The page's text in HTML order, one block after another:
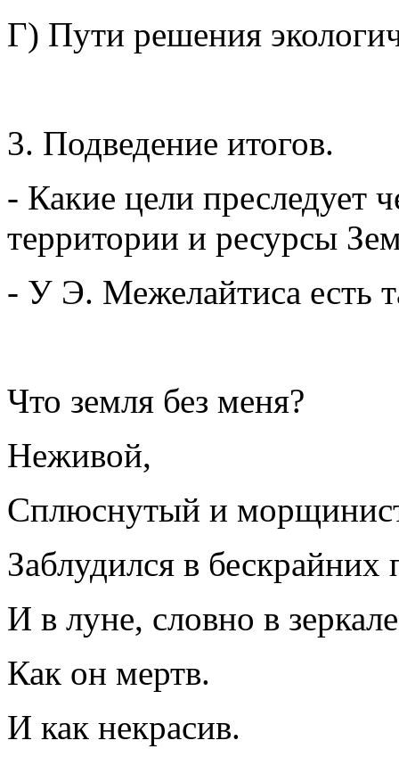
Г) Пути решения
3. Подведение итогов.
- Какие цели преследует
территории и ресурсы
- У Э. Межелайтиса есть
Что земля без меня?
Неживой,
Сплюснутый и
Заблудился в бескрайних
И в луне, словно в
Как он мертв.
И как некрасив.